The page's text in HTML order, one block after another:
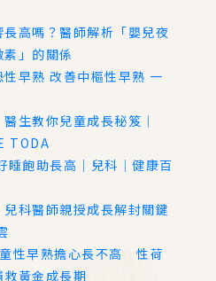
高嗎？醫師解析「嬰兒夜
」的關係
早熟 改善中樞性早熟 一
醫生教你兒童成長秘笈｜
TODA
睡飽助長高｜兒科｜健康百
科醫師親授成長解封關鍵
性早熟擔心長不高 性荷
黃金成長期